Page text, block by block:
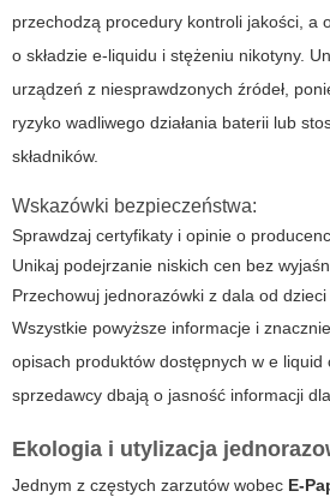
przechodzą procedury kontroli jakości, a
o składzie e-liquidu i stężeniu nikotyny.
urządzeń z niesprawdzonych źródeł,
ryzyko wadliwego działania baterii lub
składników.
Wskazówki bezpieczeństwa:
Sprawdzaj certyfikaty i opinie o
Unikaj podejrzanie niskich cen bez
Przechowuj jednorazówki z dala od
Wszystkie powyższe informacje i
opisach produktów dostępnych w e liquid
sprzedawcy dbają o jasność informacji
Ekologia i utylizacja
Jednym z częstych zarzutów wobec E-